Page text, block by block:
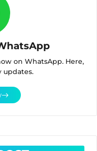
on WhatsApp. Here,
updates.